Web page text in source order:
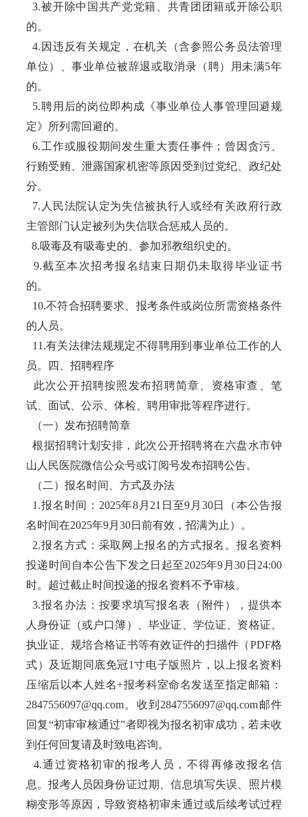
3.被开除中国共产党党籍、共青团团籍或开除公职
的。
4.因违反有关规定，在机关（含参照公务员法管理
单位）、事业单位被辞退或取消录（聘）用未满5年
的。
5.聘用后的岗位即构成《事业单位人事管理回避规
定》所列需回避的。
6.工作或服役期间发生重大责任事件；曾因贪污、
行贿受贿、泄露国家机密等原因受到过党纪、政纪处
分。
7.人民法院认定为失信被执行人或经有关政府行政
主管部门认定被列为失信联合惩戒人员的。
8.吸毒及有吸毒史的、参加邪教组织史的。
9.截至本次招考报名结束日期仍未取得毕业证书
的。
10.不符合招聘要求、报考条件或岗位所需资格条件
的人员。
11.有关法律法规规定不得聘用到事业单位工作的人
员。四、招聘程序
此次公开招聘按照发布招聘简章、资格审查、笔
试、面试、公示、体检、聘用审批等程序进行。
（一）发布招聘简章
根据招聘计划安排，此次公开招聘将在六盘水市钟
山人民医院微信公众号或订阅号发布招聘公告。
（二）报名时间、方式及办法
1.报名时间：2025年8月21日至9月30日（本公告报
名时间在2025年9月30日前有效，招满为止）。
2.报名方式：采取网上报名的方式报名。报名资料
投递时间自本公告下发之日起至2025年9月30日24:00
时。超过截止时间投递的报名资料不予审核。
3.报名办法：按要求填写报名表（附件），提供本
人身份证（或户口簿）、毕业证、学位证、资格证、
执业证、规培合格证书等有效证件的扫描件（PDF格
式）及近期同底免冠1寸电子版照片，以上报名资料
压缩后以本人姓名+报考科室命名发送至指定邮箱：
2847556097@qq.com。收到2847556097@qq.com邮件
回复“初审审核通过”者即视为报名初审成功，若未收
到任何回复请及时致电咨询。
4.通过资格初审的报考人员，不得再修改报名信
息。报考人员因身份证过期、信息填写失误、照片模
糊变形等原因，导致资格初审未通过或后续考试过程